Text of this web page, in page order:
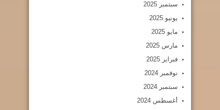
سبتمبر 2025
يونيو 2025
مايو 2025
مارس 2025
فبراير 2025
نوفمبر 2024
سبتمبر 2024
أغسطس 2024